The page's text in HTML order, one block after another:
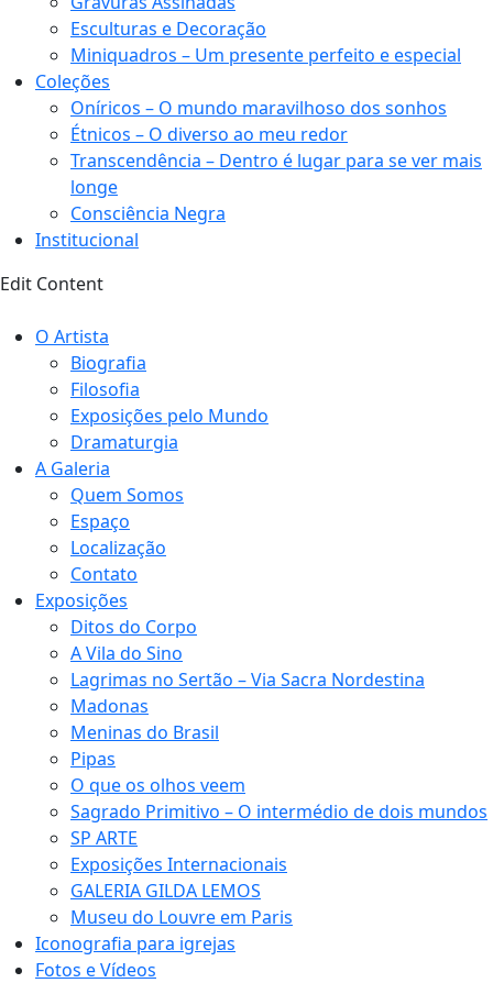
Esculturas e Decoração
Miniquadros – Um presente perfeito e especial
Coleções
Oníricos – O mundo maravilhoso dos sonhos
Étnicos – O diverso ao meu redor
Transcendência – Dentro é lugar para se ver mais
longe
Consciência Negra
Institucional
Edit Content
O Artista
Biografia
Filosofia
Exposições pelo Mundo
Dramaturgia
A Galeria
Quem Somos
Espaço
Localização
Contato
Exposições
Ditos do Corpo
A Vila do Sino
Lagrimas no Sertão – Via Sacra Nordestina
Madonas
Meninas do Brasil
Pipas
O que os olhos veem
Sagrado Primitivo – O intermédio de dois mundos
SP ARTE
Exposições Internacionais
GALERIA GILDA LEMOS
Museu do Louvre em Paris
Iconografia para igrejas
Fotos e Vídeos